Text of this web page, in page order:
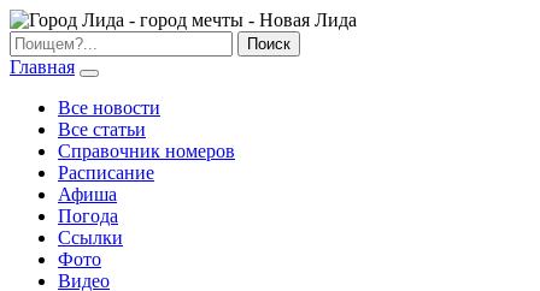
Главная
Все новости
Все статьи
Справочник номеров
Расписание
Афиша
Погода
Ссылки
Фото
Видео